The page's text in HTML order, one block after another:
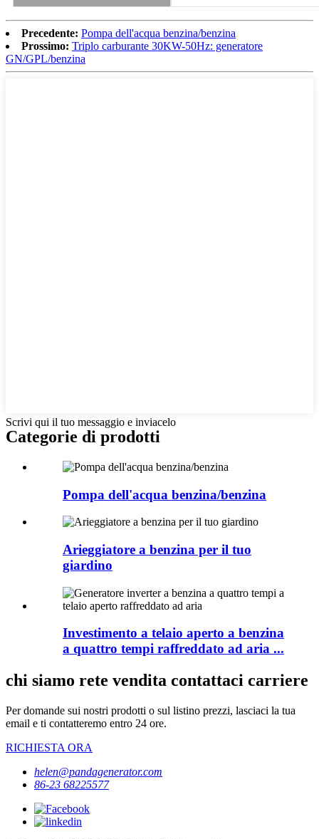
Precedente: Pompa dell'acqua benzina/benzina
Prossimo: Triplo carburante 30KW-50Hz: generatore
GN/GPL/benzina
Scrivi qui il tuo messaggio e inviacelo
Categorie di prodotti
Pompa dell'acqua benzina/benzina
Arieggiatore a benzina per il tuo
giardino
Investimento a telaio aperto a benzina
a quattro tempi raffreddato ad aria ...
chi siamo rete vendita contattaci carriere
Per domande sui nostri prodotti o sul listino prezzi, lasciaci la tua
email e ti contatteremo entro 24 ore.
RICHIESTA ORA
helen@pandagenerator.com
86-23 68225577